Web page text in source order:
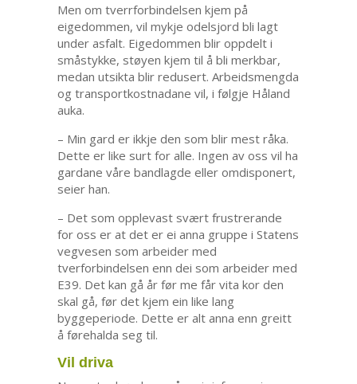
Men om tverrforbindelsen kjem på
eigedommen, vil mykje odelsjord bli lagt
under asfalt. Eigedommen blir oppdelt i
småstykke, støyen kjem til å bli merkbar,
medan utsikta blir redusert. Arbeidsmengda
og transportkostnadane vil, i følgje Håland
auka.
– Min gard er ikkje den som blir mest råka.
Dette er like surt for alle. Ingen av oss vil ha
gardane våre bandlagde eller omdisponert,
seier han.
– Det som opplevast svært frustrerande
for oss er at det er ei anna gruppe i Statens
vegvesen som arbeider med
tverforbindelsen enn dei som arbeider med
E39. Det kan gå år før me får vita kor den
skal gå, før det kjem ein like lang
byggeperiode. Dette er alt anna enn greitt
å førehalda seg til.
Vil driva